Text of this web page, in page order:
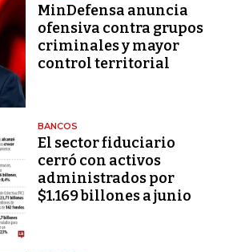
MinDefensa anuncia
ofensiva contra grupos
criminales y mayor
control territorial
BANCOS
El sector fiduciario
cerró con activos
administrados por
$1.169 billones a junio